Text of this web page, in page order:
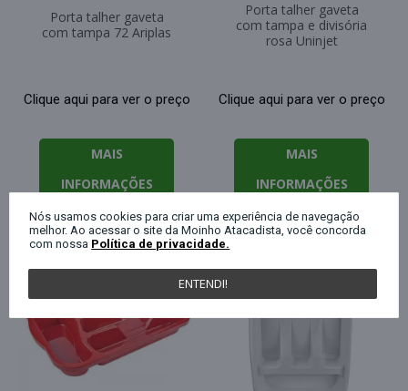
Porta talher gaveta
com tampa 72 Ariplas
Clique aqui para ver o preço
MAIS
INFORMAÇÕES
Porta talher gaveta
com tampa e divisória
rosa Uninjet
Clique aqui para ver o preço
MAIS
INFORMAÇÕES
Nós usamos cookies para criar uma experiência de navegação
melhor. Ao acessar o site da Moinho Atacadista, você concorda
com nossa Política de privacidade.
ENTENDI!